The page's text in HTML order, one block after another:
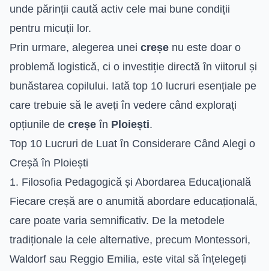
unde părinții caută activ cele mai bune condiții
pentru micuții lor.
Prin urmare, alegerea unei creșe nu este doar o
problemă logistică, ci o investiție directă în viitorul și
bunăstarea copilului. Iată top 10 lucruri esențiale pe
care trebuie să le aveți în vedere când explorați
opțiunile de creșe în Ploiești.
Top 10 Lucruri de Luat în Considerare Când Alegi o
Creșă în Ploiești
1. Filosofia Pedagogică și Abordarea Educațională
Fiecare creșă are o anumită abordare educațională,
care poate varia semnificativ. De la metodele
tradiționale la cele alternative, precum Montessori,
Waldorf sau Reggio Emilia, este vital să înțelegeți